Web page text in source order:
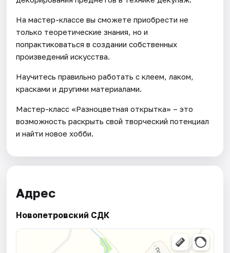
На мастер-классе вы сможете приобрести не
только теоретические знания, но и
попрактиковаться в создании собственных
произведений искусства.
Научитесь правильно работать с клеем, лаком,
красками и другими материалами.
Мастер-класс «Разноцветная открытка» – это
возможность раскрыть свой творческий потенциал
и найти новое хобби.
Адрес
Новопетровский СДК